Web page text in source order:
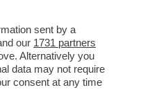
sent by a
our 1731 partners
Alternatively you
data may not require
consent at any time